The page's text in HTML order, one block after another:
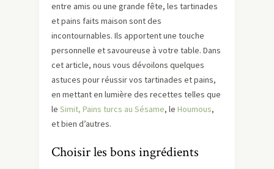
entre amis ou une grande fête, les tartinades
et pains faits maison sont des
incontournables. Ils apportent une touche
personnelle et savoureuse à votre table. Dans
cet article, nous vous dévoilons quelques
astuces pour réussir vos tartinades et pains,
en mettant en lumière des recettes telles que
le Simit, Pains turcs au Sésame, le Houmous,
et bien d’autres.
Choisir les bons ingrédients